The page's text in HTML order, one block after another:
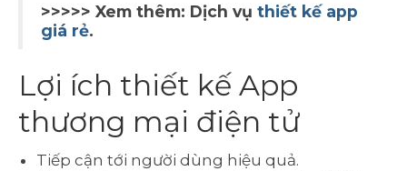
>>>>> Xem thêm: Dịch vụ thiết kế app
giá rẻ.
Lợi ích thiết kế App
thương mại điện tử
Tiếp cận tới người dùng hiệu quả.